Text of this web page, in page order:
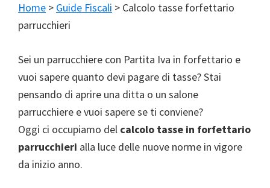
Home > Guide Fiscali > Calcolo tasse forfettario
parrucchieri
Sei un parrucchiere con Partita Iva in forfettario e
vuoi sapere quanto devi pagare di tasse? Stai
pensando di aprire una ditta o un salone
parrucchiere e vuoi sapere se ti conviene?
Oggi ci occupiamo del calcolo tasse in forfettario
parrucchieri alla luce delle nuove norme in vigore
da inizio anno.